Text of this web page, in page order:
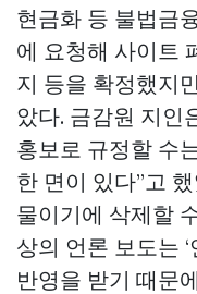
현금화 등 불법금
에 요청해 사이트
지 등을 확정했지
았다. 금감원 지인
홍보로 규정할 수
한 면이 있다”고
물이기에 삭제할
상의 언론 보도는
반영을 받기 때문